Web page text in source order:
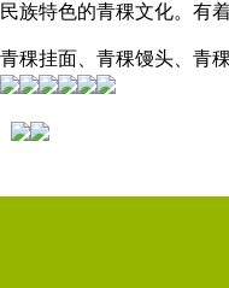
民族特色的青稞文化。有
青稞挂面 、青稞馒头 、青